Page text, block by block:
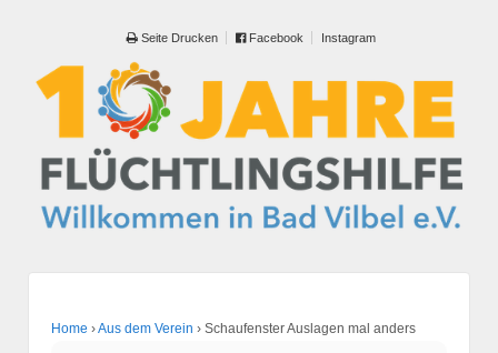
Seite Drucken Facebook Instagram
Home ›Aus dem Verein › Schaufenster Auslagen mal anders